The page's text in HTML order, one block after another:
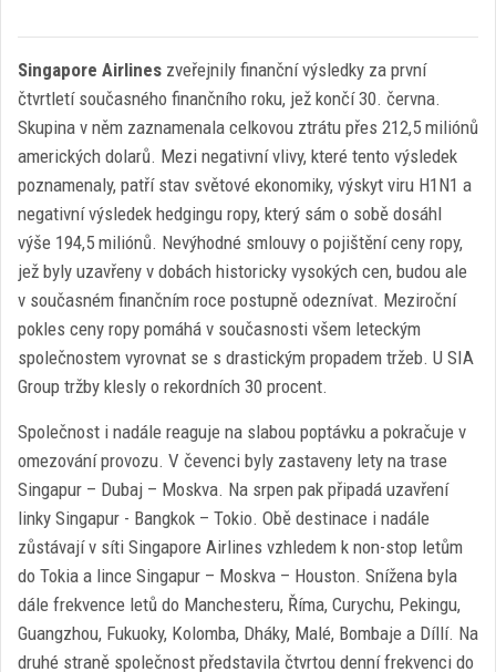
Singapore Airlines zveřejnily finanční výsledky za první
čtvrtletí současného finančního roku, jež končí 30. června.
Skupina v něm zaznamenala celkovou ztrátu přes 212,5 miliónů
amerických dolarů. Mezi negativní vlivy, které tento výsledek
poznamenaly, patří stav světové ekonomiky, výskyt viru H1N1 a
negativní výsledek hedgingu ropy, který sám o sobě dosáhl
výše 194,5 miliónů. Nevýhodné smlouvy o pojištění ceny ropy,
jež byly uzavřeny v dobách historicky vysokých cen, budou ale
v současném finančním roce postupně odeznívat. Meziroční
pokles ceny ropy pomáhá v současnosti všem leteckým
společnostem vyrovnat se s drastickým propadem tržeb. U SIA
Group tržby klesly o rekordních 30 procent.
Společnost i nadále reaguje na slabou poptávku a pokračuje v
omezování provozu. V čevenci byly zastaveny lety na trase
Singapur – Dubaj – Moskva. Na srpen pak připadá uzavření
linky Singapur - Bangkok – Tokio. Obě destinace i nadále
zůstávají v síti Singapore Airlines vzhledem k non-stop letům
do Tokia a lince Singapur – Moskva – Houston. Snížena byla
dále frekvence letů do Manchesteru, Říma, Curychu, Pekingu,
Guangzhou, Fukuoky, Kolomba, Dháky, Malé, Bombaje a Díllí. Na
druhé straně společnost představila čtvrtou denní frekvenci do